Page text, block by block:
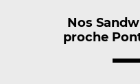
Nos
proche